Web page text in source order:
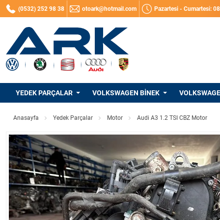
(0532) 252 98 38 otoark@hotmail.com Pazartesi - Cumartesi:
YEDEK PARÇALAR VOLKSWAGEN BINEK
Anasayfa Yedek Parçalar Motor Audi A3 1.2 TSI CBZ Motor